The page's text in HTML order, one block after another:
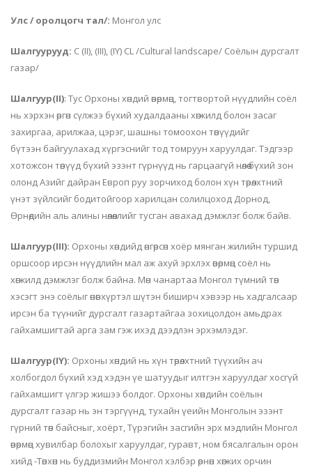
Улс / оролцогч тал/: Монгол улс
Шалгуурууд: C (II), (III), (IY) CL /Cultural landscape/ Соёлын дурсгалт
газар/
Шалгуур(II): Тус Орхоны хөндий өвөрмөц, тогтвортой нүүдлийн соёл
нь хэрхэн өргөн сүлжээ бүхий худалдааны хөгжилд болон засаг
захиргаа, арилжаа, цэрэг, шашны томоохон төвүүдийг
бүтээн байгуулахад хүргэснийг тод томруун харуулдаг. Тэдгээр
хотожсон төвүүд бүхий эзэнт гүрнүүд нь гарцаагүй нөлөө бүхий зон
олонд Азийг дайран Европ руу зорчиход болон хүн төрөлхтний
үнэт зүйлсийг бодитойгоор харилцан солилцоход Дорнод,
Өрнөдийн аль алины нөлөөллийг тусган авахад дэмжлэг болж байв.
Шалгуур(III): Орхоны хөндийд өнгөрсөн хоёр мянган жилийн туршид
оршсоор ирсэн нүүдлийн мал аж ахуй эрхлэх өвөрмөц соёл нь
хөгжилд дэмжлэг болж байна. Мөн чанартаа Монгол түмний төв
хэсэгт энэ соёлыг өнөөг хүртэл шүтэн биширч хэвээр нь хадгалсаар
ирсэн ба түүнийг дурсгалт газартайгаа зохицолдон амьдрах
гайхамшигтай арга зам гэж ихэд дээдлэн эрхэмлэдэг.
Шалгуур(IY): Орхоны хөндий нь хүн төрөлхтний түүхийн ач
холбогдол бүхий хэд хэдэн үе шатуудыг илтгэн харуулдаг хосгүй
гайхамшигт үлгэр жишээ болдог. Орхоны хөндийн соёлын
дурсгалт газар нь эн тэргүүнд, тухайн үеийн Монголын эзэнт
гүрний төв байсныг, хоёрт, Түрэгийн засгийн эрх мэдлийн Монгол
өвөрмөц хувилбар болохыг харуулдаг, гуравт, ном бясалгалын орон
хийд -Төвхөн нь буддизмийн Монгол хэлбэр өрнөн хөгжих орчин